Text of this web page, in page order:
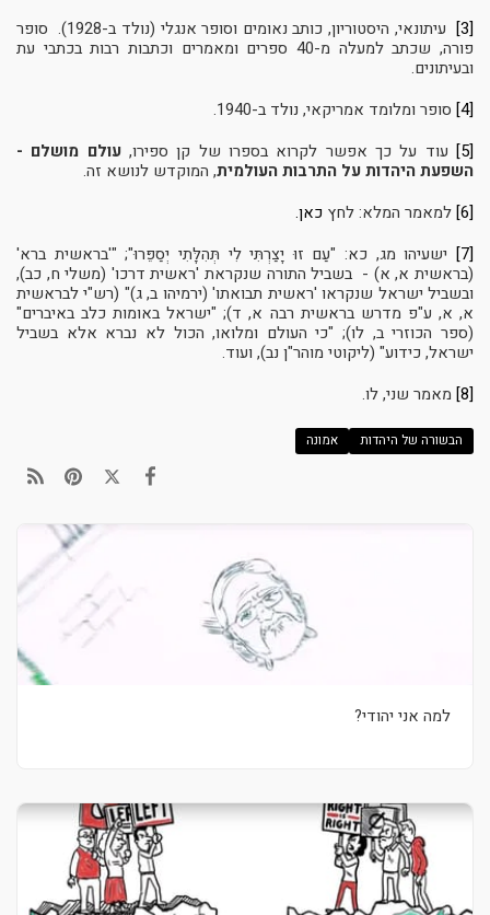
[3]
עיתונאי, היסטוריון, כותב נאומים וסופר אנגלי (נולד ב-1928). סופר
פורה, שכתב למעלה מ-40 ספרים ומאמרים וכתבות רבות בכתבי עת
ובעיתונים.
[4]
סופר ומלומד אמריקאי, נולד ב-1940.
[5] עוד על כך אפשר לקרוא בספרו של קן ספירו,עולם מושלם -
השפעת היהדות על התרבות העולמית, המוקדש לנושא זה.
[6]
למאמר המלא: לחץ כאן.
[7]
ישעיהו מג, כא: "עַם זוּ יָצַרְתִּי לִי תְּהִלָּתִי יְסַפֵּרוּ"; "'בראשית ברא'
(בראשית א, א) - בשביל התורה שנקראת 'ראשית דרכו' (משלי ח, כב),
ובשביל ישראל שנקראו 'ראשית תבואתו' (ירמיהו ב, ג)" (רש"י לבראשית
א, א, ע"פ מדרש בראשית רבה א, ד); "ישראל באומות כלב באיברים"
(ספר הכוזרי ב, לו); "כי העולם ומלואו, הכול לא נברא אלא בשביל
ישראל, כידוע" (ליקוטי מוהר"ן נב), ועוד.
[8]
מאמר שני, לו.
הבשורה של היהדות אמונה
למה אני יהודי?